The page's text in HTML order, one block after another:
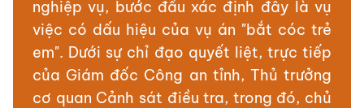
nghiệp vụ, bước đầu xác định đây là vụ
việc có dấu hiệu của vụ án "bắt cóc trẻ
em". Dưới sự chỉ đạo quyết liệt, trực tiếp
của Giám đốc Công an tỉnh, Thủ trưởng
cơ quan Cảnh sát điều tra, trong đó, chủ